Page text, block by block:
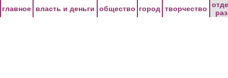
главное власть и деньги общество город творчество